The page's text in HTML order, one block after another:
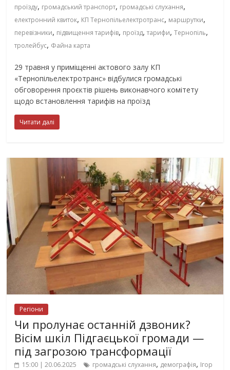
проїзду, громадський транспорт, громадські слухання,
електронний квиток, КП Тернопільелектротранс, маршрутки,
перевізники, підвищення тарифів, проїзд,тарифи,Тернопіль,
тролейбус, Файна карта
29 травня у приміщенні актового залу КП
«Тернопільелектротранс» відбулися громадські
обговорення проєктів рішень виконавчого комітету
щодо встановлення тарифів на проїзд
Читати далі
Регіони
Чи пролунає останній дзвоник?
Вісім шкіл Підгаєцької громади —
під загрозою трансформації
15:00 | 20.06.2025 громадські слухання, демографія, Ігор